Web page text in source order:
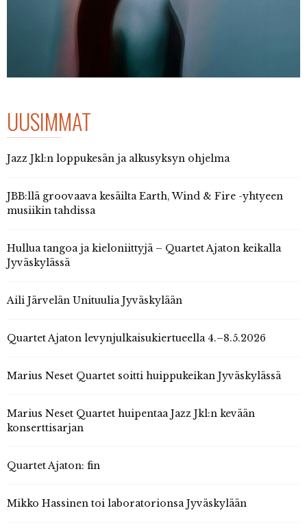
UUSIMMAT
Jazz Jkl:n loppukesän ja alkusyksyn ohjelma
JBB:llä groovaava kesäilta Earth, Wind & Fire -yhtyeen
musiikin tahdissa
Hullua tangoa ja kieloniittyjä – Quartet Ajaton keikalla
Jyväskylässä
Aili Järvelän Unituulia Jyväskylään
Quartet Ajaton levynjulkaisukiertueella 4.–8.5.2026
Marius Neset Quartet soitti huippukeikan Jyväskylässä
Marius Neset Quartet huipentaa Jazz Jkl:n kevään
konserttisarjan
Quartet Ajaton: fin
Mikko Hassinen toi laboratorionsa Jyväskylään